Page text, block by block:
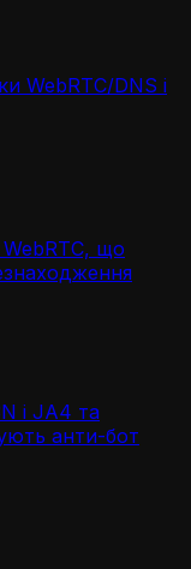
WebRTC/DNS і
що
і JA4 та
анти-бот